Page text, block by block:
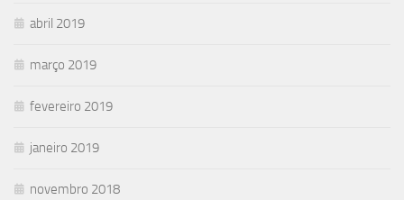
abril 2019
março 2019
fevereiro 2019
janeiro 2019
novembro 2018